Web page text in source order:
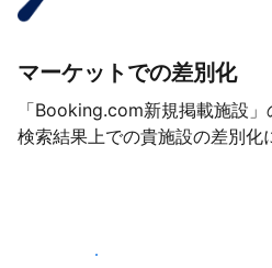
マーケットでの差別化
「Booking.com新規掲載施設
検索結果上での貴施設の差別化
さっそく始める